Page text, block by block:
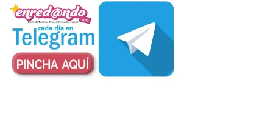
Cultural abandonado
desde 1949. Los
procuradores leonesistas
plantean que la Junta
contacte cuanto antes con los
propietarios para exigirles medidas
inmediatas que frenen el deterioro y el
riesgo de colapso. Los procuradores de